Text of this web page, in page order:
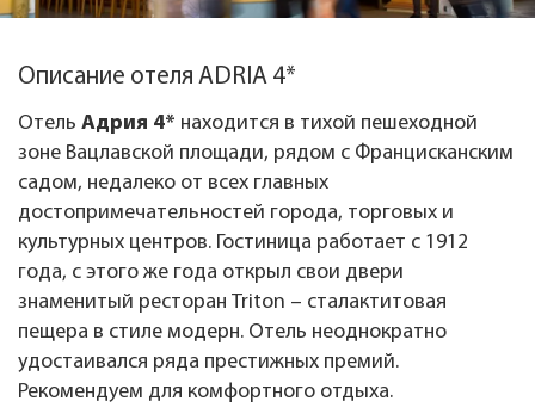
Описание отеля ADRIA 4*
Отель Адрия 4* находится в тихой пешеходной
зоне Вацлавской площади, рядом с Францисканским
садом, недалеко от всех главных
достопримечательностей города, торговых и
культурных центров. Гостиница работает с 1912
года, с этого же года открыл свои двери
знаменитый ресторан Triton – сталактитовая
пещера в стиле модерн. Отель неоднократно
удостаивался ряда престижных премий.
Рекомендуем для комфортного отдыха.